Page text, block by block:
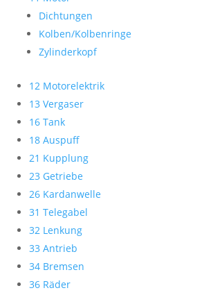
Dichtungen
Kolben/Kolbenringe
Zylinderkopf
12 Motorelektrik
13 Vergaser
16 Tank
18 Auspuff
21 Kupplung
23 Getriebe
26 Kardanwelle
31 Telegabel
32 Lenkung
33 Antrieb
34 Bremsen
36 Räder